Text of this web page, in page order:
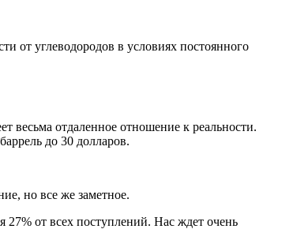
от углеводородов в условиях постоянного
весьма отдаленное отношение к реальности.
до 30 долларов.
но все же заметное.
от всех поступлений. Нас ждет очень